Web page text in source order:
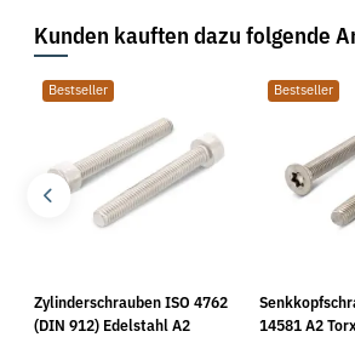
Kunden kauften dazu folgende
Bestseller
Zylinderschrauben ISO 4762
(DIN 912) Edelstahl A2
Bestseller
14581 A2